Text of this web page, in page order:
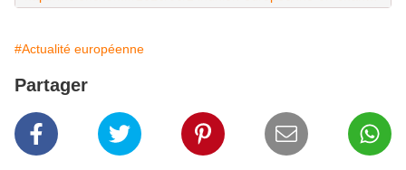
#Actualité européenne
Partager